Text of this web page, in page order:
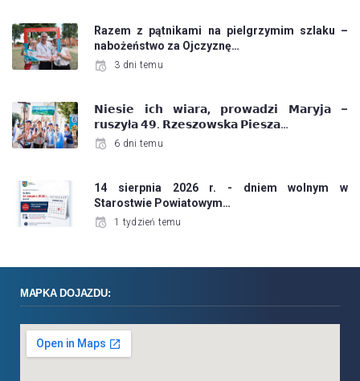
Razem z pątnikami na pielgrzymim szlaku –
nabożeństwo za Ojczyznę…
3 dni temu
𝗡𝗶𝗲𝘀𝗶𝗲 𝗶𝗰𝗵 𝘄𝗶𝗮𝗿𝗮, 𝗽𝗿𝗼𝘄𝗮𝗱𝘇𝗶 𝗠𝗮𝗿𝘆𝗷𝗮 –
𝗿𝘂𝘀𝘇𝘆ł𝗮 𝟰𝟵. 𝗥𝘇𝗲𝘀𝘇𝗼𝘄𝘀𝗸𝗮 𝗣𝗶𝗲𝘀𝘇𝗮…
6 dni temu
14 sierpnia 2026 r. - dniem wolnym w
Starostwie Powiatowym…
1 tydzień temu
MAPKA DOJAZDU: